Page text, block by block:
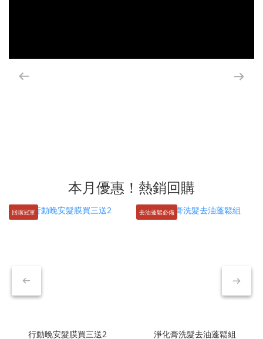
本月優惠！熱銷回購
回購冠軍
行動晚安髮膜買三送2
去油蓬鬆必備
淨化膏洗髮去油蓬鬆組